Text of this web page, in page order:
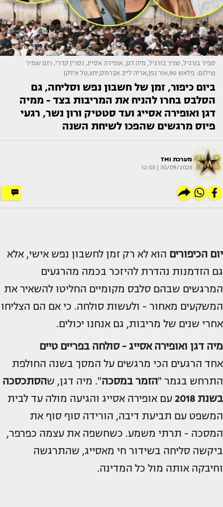
ספיר בורגיל, שניר בורגיל, מיה דגן, אופירה אסייג, נסרין קדרי, רום שמיר
(צילום: פלאש 90,אור גפן,אריה לייב אברמס,יחצ,טל איז'ק)
ביום כיפור, זמן של חשבון נפש וסליחה, גם
הסלבס בחרו להניח את המריבות בצד - ממיה
דגן ואופירה אסייג ועד סטטיק ורון נשר, רגעי
פיוס מרגשים שהפכו לשיחת השנה
מערכת TMI
30/09/2025 | 12:03
יום הכיפורים הוא לא רק זמן לחשבון נפש אישי, אלא
גם הזדמנות נהדרת להיזכר בכמה מהרגעים
המרגשים שבהם סלבס מקומיים החליטו להשאיר את
המשקעים מאחור - ולעשות סולחה. כי אם הם הצליחו
אחרי שנים של מריבות, גם אנחנו יכולים.
מיה דגן ואופירה אסייג -סולחה בפריים טיים
אחד הרגעים הכי מרגשים על המסך בשנה החולפת
התרחש בגמר "הזמר במסכה". מיה דגן, שהסתכסכה
בשנת 2018
עם אופירה אסייג והגיעה מולה עד לבית
המשפט עם תביעת דיבה, הורידה סוף סוף את
המסכה - תרתי משמע. כשחשפה את עצמה כפרפר,
ביקשה סליחה בשידור חי מאסייג, שהתרגשה
וחיבקה אותה מול כל המדינה.